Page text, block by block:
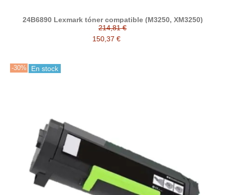
24B6890 Lexmark tóner compatible (M3250, XM3250)
214,81 €
150,37 €
-30% En stock